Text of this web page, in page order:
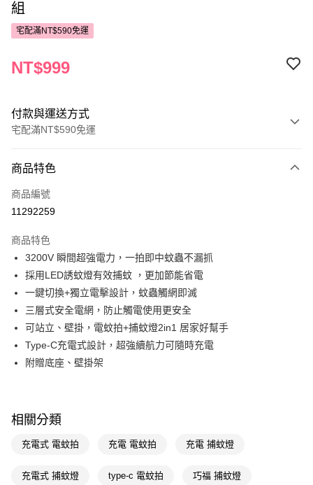
組
宅配滿NT$590免運
NT$999
付款與運送方式
宅配滿NT$590免運
POYA支付
信用卡一次付款
Apple Pay
街口支付
悠遊付
Google Pay
AFTEE先享後付
便利好安心！
１．簡單：不需註冊會員、不需綁卡、不需儲值。
２．便利：只要手機號碼，簡訊認證，即可結帳。
【「AFTEE先享後付」結帳流程】
每筆NT$100，滿NT$590(含以上)免運費
宅配(離島廠商直送🚚)
商品特色
商品編號
11292259
商品特色
3200V 瞬間超強電力，一拍即中蚊蟲不漏抓
採用LED誘蚊燈有效捕蚊 ，更加節能省電
一鍵切換+獨立電擊設計，蚊蟲觸網即滅
三層式安全電網，防止觸電使用更安全
可站立、壁掛，電蚊拍+捕蚊燈2in1 居家好幫手
Type-C充電式設計，超強續航力可隨時充電
附贈底座、壁掛架
相關分類
充電式 電蚊拍 充電 電蚊拍 充電 捕蚊燈
充電式 捕蚊燈 type-c 電蚊拍 巧福 捕蚊燈